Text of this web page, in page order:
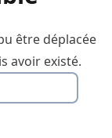
être déplacée
avoir existé.